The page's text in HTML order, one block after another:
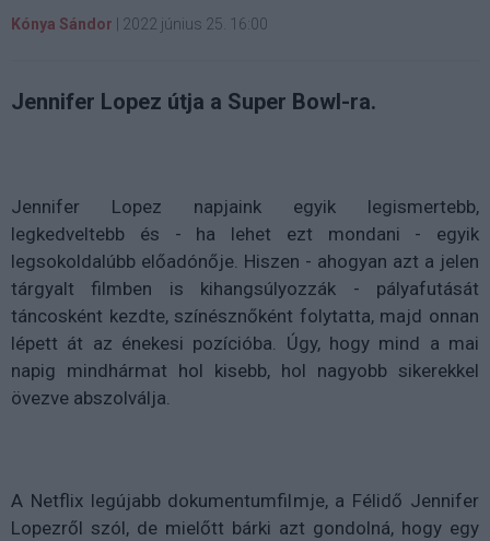
Kónya Sándor 2022 június 25. 16:00
Jennifer Lopez útja a Super Bowl-ra.
Jennifer Lopez napjaink egyik legismertebb,
legkedveltebb és - ha lehet ezt mondani - egyik
legsokoldalúbb előadónője. Hiszen - ahogyan azt a jelen
tárgyalt filmben is kihangsúlyozzák - pályafutását
táncosként kezdte, színésznőként folytatta, majd onnan
lépett át az énekesi pozícióba. Úgy, hogy mind a mai
napig mindhármat hol kisebb, hol nagyobb sikerekkel
övezve abszolválja.
A Netflix legújabb dokumentumfilmje, a Félidő Jennifer
Lopezről szól, de mielőtt bárki azt gondolná, hogy egy